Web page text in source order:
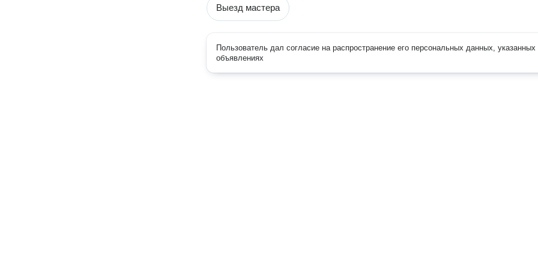
Выезд мастера
Пользователь дал согласие на распространение его персональных данных, указанных
объявлениях